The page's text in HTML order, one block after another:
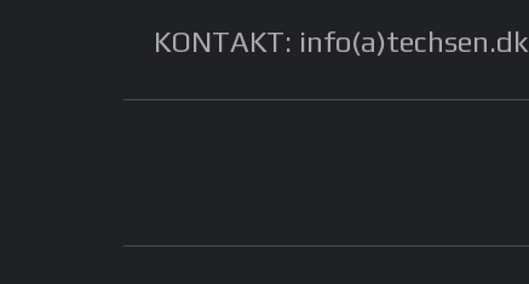
KONTAKT: info(a)techsen.dk